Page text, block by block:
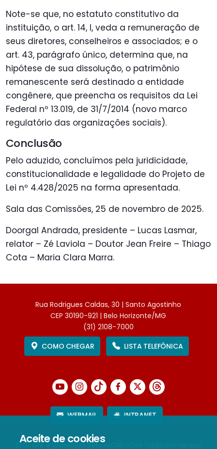
Aceite de cookies
Note-se que, no estatuto constitutivo da
instituição, o art. 14, I, veda a remuneração de
seus diretores, conselheiros e associados; e o
art. 43, parágrafo único, determina que, na
hipótese de sua dissolução, o patrimônio
remanescente será destinado a entidade
congênere, que preencha os requisitos da Lei
Federal nº 13.019, de 31/7/2014 (novo marco
regulatório das organizações sociais).
Conclusão
Pelo aduzido, concluímos pela juridicidade,
constitucionalidade e legalidade do Projeto de
Lei nº 4.428/2025 na forma apresentada.
Sala das Comissões, 25 de novembro de 2025.
Doorgal Andrada, presidente – Lucas Lasmar,
relator – Zé Laviola – Doutor Jean Freire – Thiago
Cota – Maria Clara Marra.
Rua Rodrigues Caldas, 30 | Santo Agostinho
CEP 30190-921 | Belo Horizonte/MG
(31) 2108-7000
COMO CHEGAR
LISTA TELEFÔNICA
WEBMAIL INTRANET
Este site é protegido pelo reCAPTCHA (aplicam-se sua